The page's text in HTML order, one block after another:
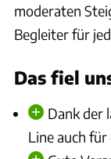
moderaten
Begleiter für
Das fiel
Dank der
Line auch